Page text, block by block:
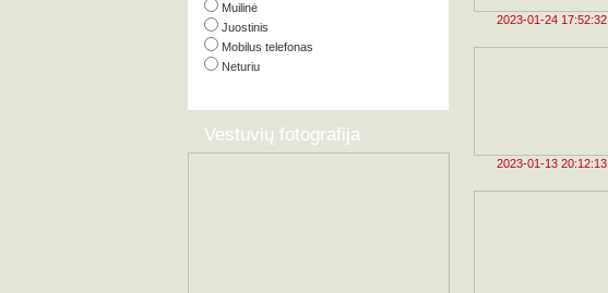
Muilinė
Juostinis
Mobilus telefonas
Neturiu
Vestuvių fotografija
2023-01-24 17:52:32
2023-01-13 20:12:13